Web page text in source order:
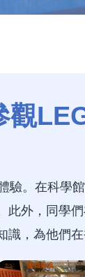
觀
驗。在科學
此外，同學
，為他們